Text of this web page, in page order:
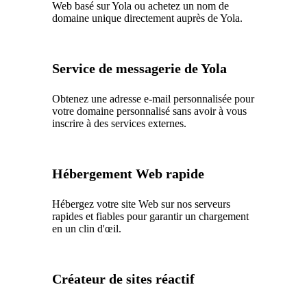
Web basé sur Yola ou achetez un nom de
domaine unique directement auprès de Yola.
Service de messagerie de Yola
Obtenez une adresse e-mail personnalisée pour
votre domaine personnalisé sans avoir à vous
inscrire à des services externes.
Hébergement Web rapide
Hébergez votre site Web sur nos serveurs
rapides et fiables pour garantir un chargement
en un clin d'œil.
Créateur de sites réactif